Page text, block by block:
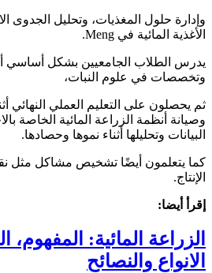
وإدارة حلول المغذيات، وتحليل الجدوى
الأغذية المائية في Meng.
يدرس الطلاب الجامعيين بشكل أساسي
وتخصصات في علوم النبات،
ثم يحصلون على التعليم العملي النهائي
وصيانة أنظمة الزراعة المائية الخاصة
البيانات وتحليلها أثناء نموها وحصادها.
كما يتعلمون أيضًا تشخيص مشاكل مثل
الإنتاج.
إقرأ أيضا:
الزراعة المائية: المفهوم،
الانواع والنصائح